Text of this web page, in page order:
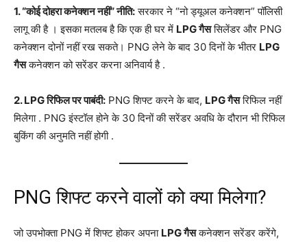
1. “कोई दोहरा कनेक्शन नहीं” नीति:सरकार ने “नो ड्यूअल कनेक्शन” पॉलिसी
लागू की है । इसका मतलब है कि एक ही घर में LPG गैससिलेंडर और PNG
कनेक्शन दोनों नहीं रख सकते। PNG लेने के बाद 30 दिनों के भीतर LPG
गैसकनेक्शन को सरेंडर करना अनिवार्य है .
2. LPG रिफिल पर पाबंदी: PNG शिफ्ट करने के बाद, LPG गैसरिफिल नहीं
मिलेगा . PNG इंस्टॉल होने के 30 दिनों की सरेंडर अवधि के दौरान भी रिफिल
बुकिंग की अनुमति नहीं होगी .
PNG शिफ्ट करने वालों को क्या मिलेगा?
जो उपभोक्ता PNG में शिफ्ट होकर अपना LPG गैसकनेक्शन सरेंडर करेंगे,